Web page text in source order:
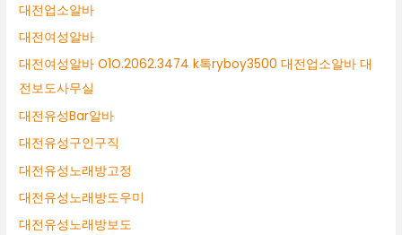
대전업소알바
대전여성알바
대전여성알바 O1O.2062.3474 k톡ryboy3500 대전업소알바 대
전보도사무실
대전유성Bar알바
대전유성구인구직
대전유성노래방고정
대전유성노래방도우미
대전유성노래방보도